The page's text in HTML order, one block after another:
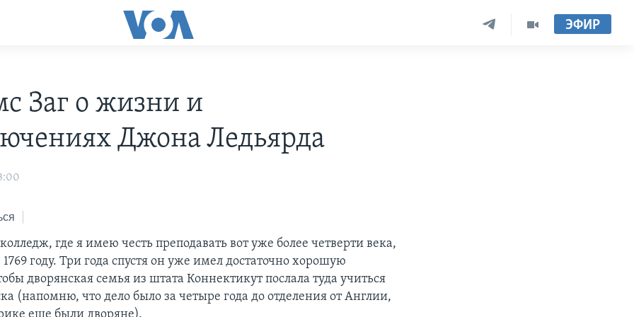
ЭФИР
Заг о жизни и
Джона Ледьярда
где я имею честь преподавать вот уже более четверти века,
году. Три года спустя он уже имел достаточно хорошую
дворянская семья из штата Коннектикут послала туда учиться
(напомню, что дело было за четыре года до отделения от Англии,